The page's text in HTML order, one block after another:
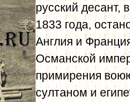
русский
1833 года,
Англия и
Османской
примирения
султаном и